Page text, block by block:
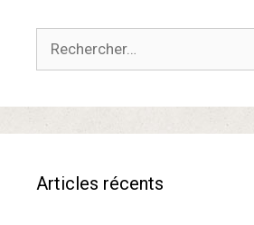
Articles récents